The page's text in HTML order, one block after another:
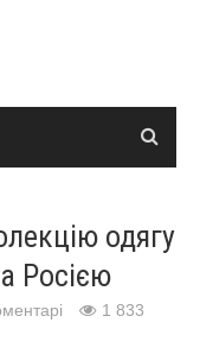
одягу
Росією
1 833